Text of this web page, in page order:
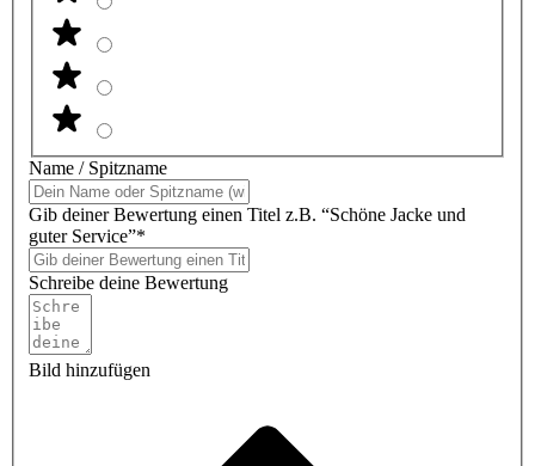
Name / Spitzname
Gib deiner Bewertung einen Titel z.B. “Schöne Jacke und
guter Service”*
Schreibe deine Bewertung
Bild hinzufügen